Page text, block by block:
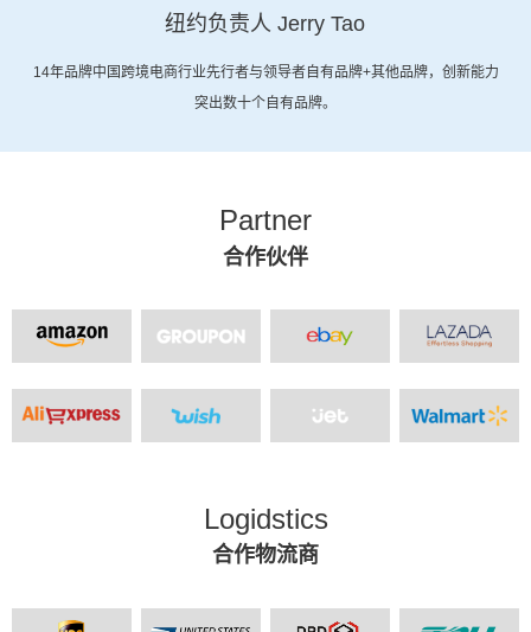
纽约负责人 Jerry Tao
14年品牌中国跨境电商行业先行者与领导者自有品牌+其他品牌，创新能力
突出数十个自有品牌。
Partner
合作伙伴
Logidstics
合作物流商